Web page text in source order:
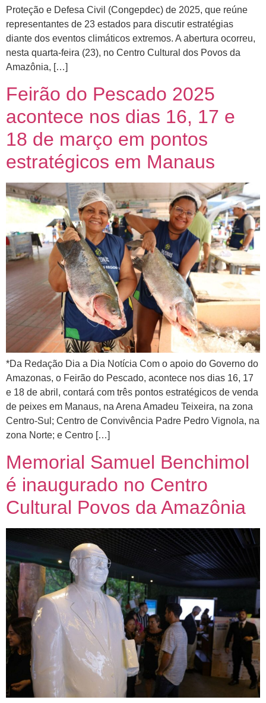
Proteção e Defesa Civil (Congepdec) de 2025, que reúne
representantes de 23 estados para discutir estratégias
diante dos eventos climáticos extremos. A abertura ocorreu,
nesta quarta-feira (23), no Centro Cultural dos Povos da
Amazônia, […]
Feirão do Pescado 2025
acontece nos dias 16, 17 e
18 de março em pontos
estratégicos em Manaus
*Da Redação Dia a Dia Notícia Com o apoio do Governo do
Amazonas, o Feirão do Pescado, acontece nos dias 16, 17
e 18 de abril, contará com três pontos estratégicos de venda
de peixes em Manaus, na Arena Amadeu Teixeira, na zona
Centro-Sul; Centro de Convivência Padre Pedro Vignola, na
zona Norte; e Centro […]
Memorial Samuel Benchimol
é inaugurado no Centro
Cultural Povos da Amazônia